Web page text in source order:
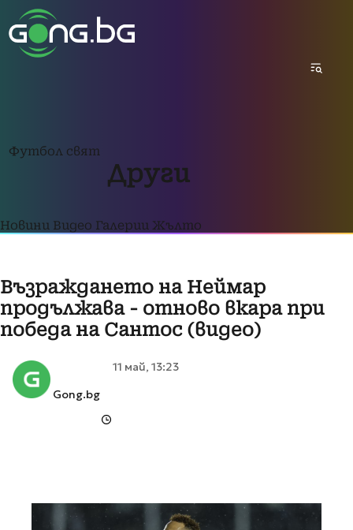
Футбол свят
Други
Новини Видео Галерии Жълто
Възраждането на Неймар
продължава - отново вкара при
победа на Сантос (видео)
Gong.bg
11 май, 13:23